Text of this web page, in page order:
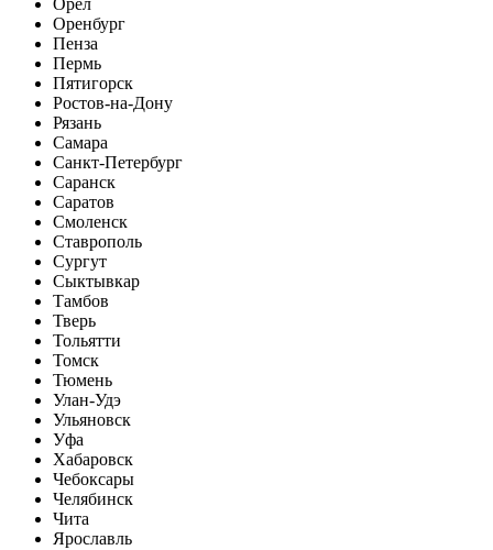
Орел
Оренбург
Пенза
Пермь
Пятигорск
Ростов-на-Дону
Рязань
Самара
Санкт-Петербург
Саранск
Саратов
Смоленск
Ставрополь
Сургут
Сыктывкар
Тамбов
Тверь
Тольятти
Томск
Тюмень
Улан-Удэ
Ульяновск
Уфа
Хабаровск
Чебоксары
Челябинск
Чита
Ярославль